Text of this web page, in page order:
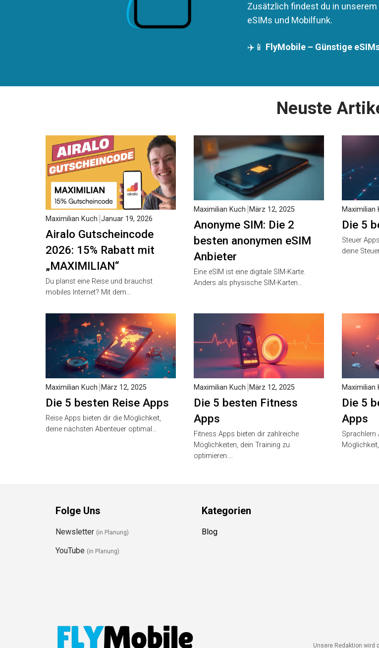
Zusätzlich findest du in
eSIMs und Mobilfunk.
✈️📱 FlyMobile – Günstige
Neuste
Airalo Gutscheincode
2026: 15% Rabatt mit
„MAXIMILIAN“
Maximilian Kuch Januar 19, 2026
Du planst eine Reise und brauchst
mobiles Internet? Mit dem…
Anonyme SIM: Die 2
besten anonymen eSIM
Anbieter
Maximilian Kuch März 12, 2025
Eine eSIM ist eine digitale SIM-Karte.
Anders als physische SIM-Karten…
Die 5
Maximilian
Steuer
deine
Die 5 besten Reise Apps
Maximilian Kuch März 12, 2025
Reise Apps bieten dir die Möglichkeit,
deine nächsten Abenteuer optimal…
Die 5 besten Fitness
Apps
Maximilian Kuch März 12, 2025
Fitness Apps bieten dir zahlreiche
Möglichkeiten, dein Training zu
optimieren….
Die 5
Apps
Maximilian
Sprachlern
Folge Uns
Newsletter (in Planung)
YouTube (in Planung)
Kategorien
Blog
Unsere Redaktion wird